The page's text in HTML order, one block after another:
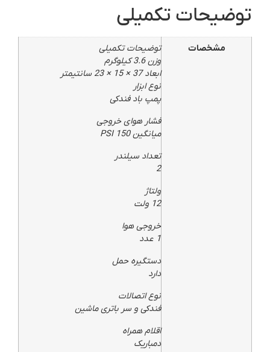
توضیحات تکمیلی
مشخصات
توضیحات تکمیلی
وزن 3.6 کیلوگرم
ابعاد 37 × 15 × 23 سانتیمتر
نوع ابزار
پمپ باد فندکی
فشار هوای خروجی
میانگین PSI 150
تعداد سیلندر
2
ولتاژ
12 ولت
خروجی هوا
1 عدد
دستگیره حمل
دارد
نوع اتصالات
فندکی و سر باتری ماشین
اقلام همراه
دمباریک